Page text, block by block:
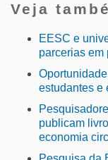
Veja
EESC e
parcerias em
estudantes e
publicam
economia